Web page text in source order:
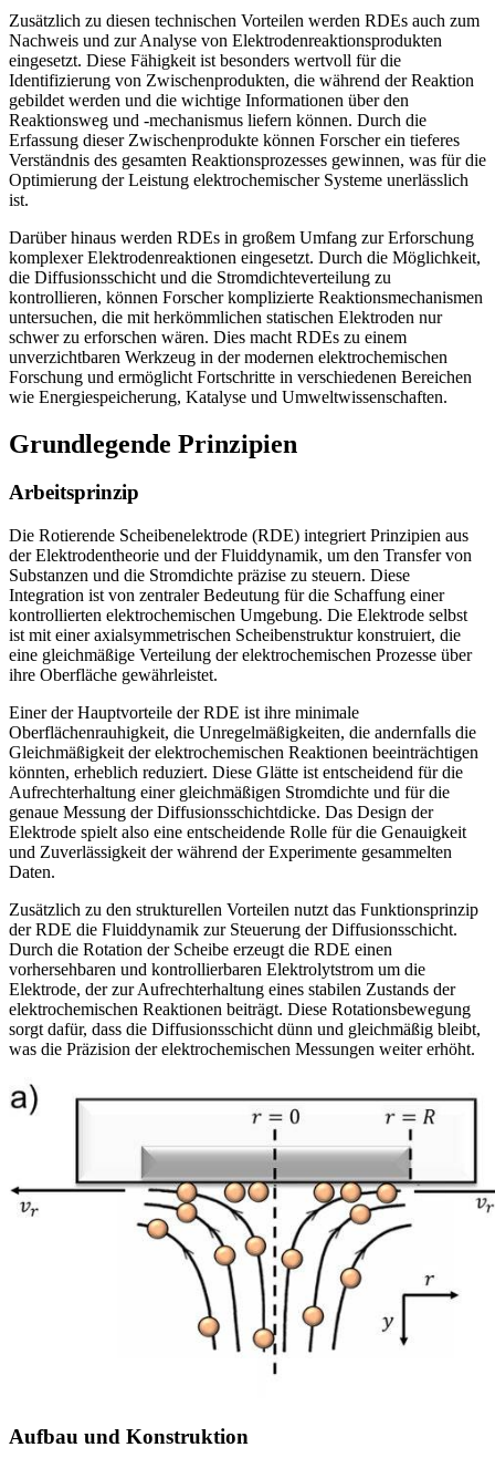
Zusätzlich zu diesen technischen Vorteilen werden RDEs auch zum
Nachweis und zur Analyse von Elektrodenreaktionsprodukten
eingesetzt. Diese Fähigkeit ist besonders wertvoll für die
Identifizierung von Zwischenprodukten, die während der Reaktion
gebildet werden und die wichtige Informationen über den
Reaktionsweg und -mechanismus liefern können. Durch die
Erfassung dieser Zwischenprodukte können Forscher ein tieferes
Verständnis des gesamten Reaktionsprozesses gewinnen, was für die
Optimierung der Leistung elektrochemischer Systeme unerlässlich
ist.
Darüber hinaus werden RDEs in großem Umfang zur Erforschung
komplexer Elektrodenreaktionen eingesetzt. Durch die Möglichkeit,
die Diffusionsschicht und die Stromdichteverteilung zu
kontrollieren, können Forscher komplizierte Reaktionsmechanismen
untersuchen, die mit herkömmlichen statischen Elektroden nur
schwer zu erforschen wären. Dies macht RDEs zu einem
unverzichtbaren Werkzeug in der modernen elektrochemischen
Forschung und ermöglicht Fortschritte in verschiedenen Bereichen
wie Energiespeicherung, Katalyse und Umweltwissenschaften.
Grundlegende Prinzipien
Arbeitsprinzip
Die Rotierende Scheibenelektrode (RDE) integriert Prinzipien aus
der Elektrodentheorie und der Fluiddynamik, um den Transfer von
Substanzen und die Stromdichte präzise zu steuern. Diese
Integration ist von zentraler Bedeutung für die Schaffung einer
kontrollierten elektrochemischen Umgebung. Die Elektrode selbst
ist mit einer axialsymmetrischen Scheibenstruktur konstruiert, die
eine gleichmäßige Verteilung der elektrochemischen Prozesse über
ihre Oberfläche gewährleistet.
Einer der Hauptvorteile der RDE ist ihre minimale
Oberflächenrauhigkeit, die Unregelmäßigkeiten, die andernfalls die
Gleichmäßigkeit der elektrochemischen Reaktionen beeinträchtigen
könnten, erheblich reduziert. Diese Glätte ist entscheidend für die
Aufrechterhaltung einer gleichmäßigen Stromdichte und für die
genaue Messung der Diffusionsschichtdicke. Das Design der
Elektrode spielt also eine entscheidende Rolle für die Genauigkeit
und Zuverlässigkeit der während der Experimente gesammelten
Daten.
Zusätzlich zu den strukturellen Vorteilen nutzt das Funktionsprinzip
der RDE die Fluiddynamik zur Steuerung der Diffusionsschicht.
Durch die Rotation der Scheibe erzeugt die RDE einen
vorhersehbaren und kontrollierbaren Elektrolytstrom um die
Elektrode, der zur Aufrechterhaltung eines stabilen Zustands der
elektrochemischen Reaktionen beiträgt. Diese Rotationsbewegung
sorgt dafür, dass die Diffusionsschicht dünn und gleichmäßig bleibt,
was die Präzision der elektrochemischen Messungen weiter erhöht.
Aufbau und Konstruktion